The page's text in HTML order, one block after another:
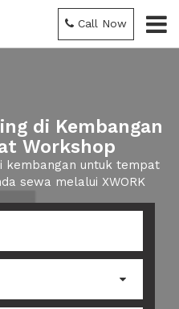
Call Now
di Kembangan
Workshop
kembangan untuk tempat
sewa melalui XWORK